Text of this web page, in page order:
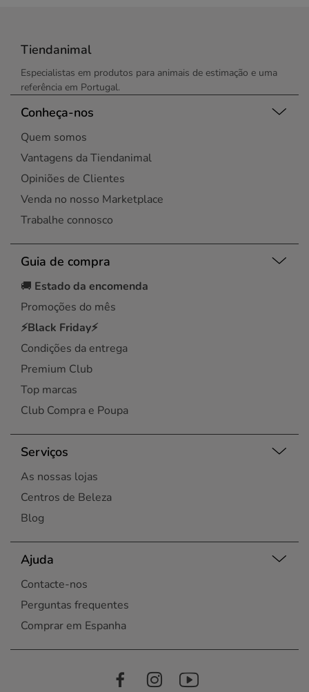
Tiendanimal
Especialistas em produtos para animais de estimação e uma
referência em Portugal.
Conheça-nos
Quem somos
Vantagens da Tiendanimal
Opiniões de Clientes
Venda no nosso Marketplace
Trabalhe connosco
Guia de compra
🚚 Estado da encomenda
Promoções do mês
⚡Black Friday⚡
Condições da entrega
Premium Club
Top marcas
Club Compra e Poupa
Serviços
As nossas lojas
Centros de Beleza
Blog
Ajuda
Contacte-nos
Perguntas frequentes
Comprar em Espanha